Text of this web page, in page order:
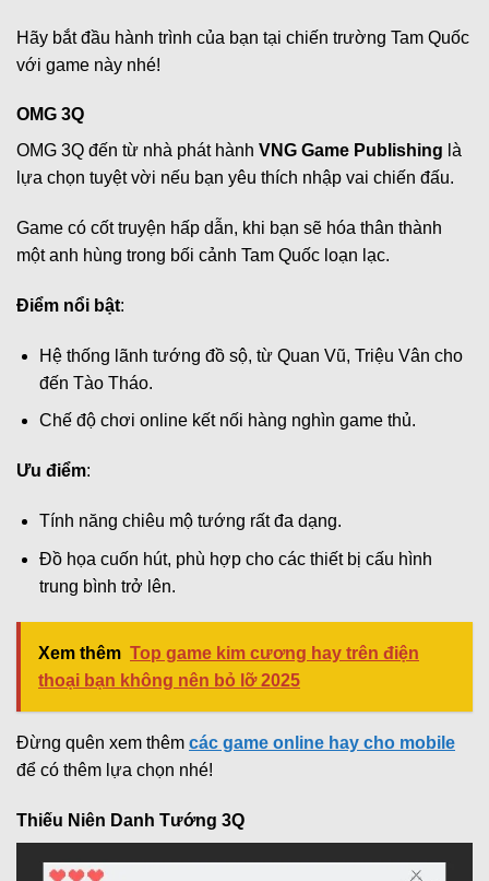
Hãy bắt đầu hành trình của bạn tại chiến trường Tam Quốc
với game này nhé!
OMG 3Q
OMG 3Q đến từ nhà phát hành VNG Game Publishing là
lựa chọn tuyệt vời nếu bạn yêu thích nhập vai chiến đấu.
Game có cốt truyện hấp dẫn, khi bạn sẽ hóa thân thành
một anh hùng trong bối cảnh Tam Quốc loạn lạc.
Điểm nổi bật:
Hệ thống lãnh tướng đồ sộ, từ Quan Vũ, Triệu Vân cho
đến Tào Tháo.
Chế độ chơi online kết nối hàng nghìn game thủ.
Ưu điểm:
Tính năng chiêu mộ tướng rất đa dạng.
Đồ họa cuốn hút, phù hợp cho các thiết bị cấu hình
trung bình trở lên.
Xem thêm Top game kim cương hay trên điện
thoại bạn không nên bỏ lỡ 2025
Đừng quên xem thêm các game online hay cho mobile
để có thêm lựa chọn nhé!
Thiếu Niên Danh Tướng 3Q